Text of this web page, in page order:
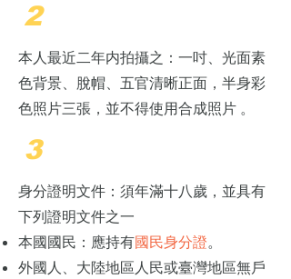
2
本人最近二年内拍攝之：一吋、光面素
色背景、脫帽、五官清晰正面，半身彩
色照片三張，並不得使用合成照片 。
3
身分證明文件：須年滿十八歲，並具有
下列證明文件之一
本國國民：應持有國民身分證。
外國人、大陸地區人民或臺灣地區無戶